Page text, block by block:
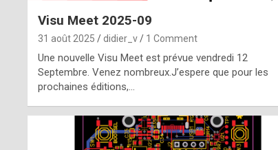
Visu Meet 2025-09
31 août 2025 didier_v 1 Comment
Une nouvelle Visu Meet est prévue vendredi 12
Septembre. Venez nombreux.J’espere que pour les
prochaines éditions,…